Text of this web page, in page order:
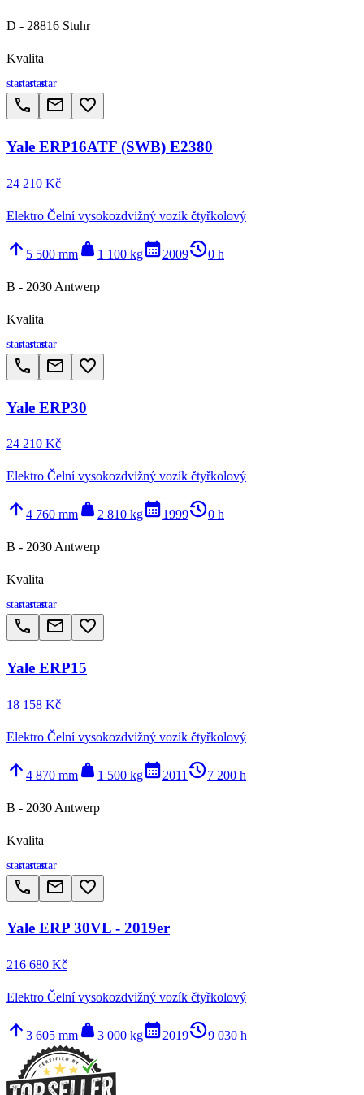
D - 28816 Stuhr
Kvalita
starstarstarstar
call email favorite_border
Yale ERP16ATF (SWB) E2380
24 210 Kč
Elektro Čelní vysokozdvižný vozík čtyřkolový
arrow_upward 5 500 mm weight 1 100 kgcalendar_month2009history_20 h
B - 2030 Antwerp
Kvalita
starstarstarstar
call email favorite_border
Yale ERP30
24 210 Kč
Elektro Čelní vysokozdvižný vozík čtyřkolový
arrow_upward 4 760 mm weight 2 810 kgcalendar_month1999history_20 h
B - 2030 Antwerp
Kvalita
starstarstarstar
call email favorite_border
Yale ERP15
18 158 Kč
Elektro Čelní vysokozdvižný vozík čtyřkolový
arrow_upward 4 870 mm weight 1 500 kgcalendar_month2011 history_27 200 h
B - 2030 Antwerp
Kvalita
starstarstarstar
call email favorite_border
Yale ERP 30VL - 2019er
216 680 Kč
Elektro Čelní vysokozdvižný vozík čtyřkolový
arrow_upward 3 605 mm weight 3 000 kgcalendar_month2019history_29 030 h